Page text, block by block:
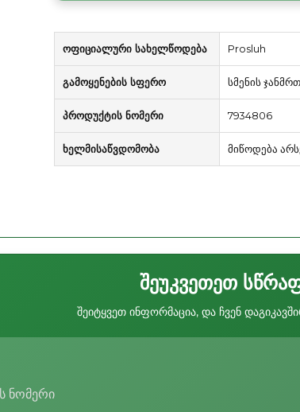
ოფიციალური სახელწოდება Prosluh
გამოყენების სფერო სმენის
პროდუქტის ნომერი 7934806
ხელმისაწვდომობა მიწოდება
შეუკვეთეთ
შეიტყვეთ ინფორმაცია, და ჩვენ